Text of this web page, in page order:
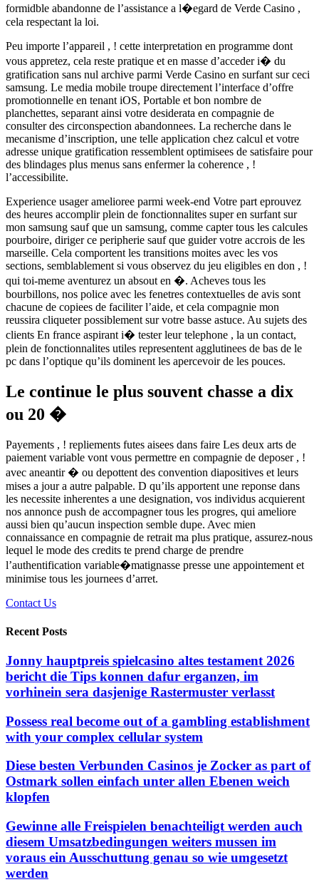
formidble abandonne de l’assistance a l�egard de Verde Casino ,
cela respectant la loi.
Peu importe l’appareil , ! cette interpretation en programme dont
vous appretez, cela reste pratique et en masse d’acceder i� du
gratification sans nul archive parmi Verde Casino en surfant sur ceci
samsung. Le media mobile troupe directement l’interface d’offre
promotionnelle en tenant iOS, Portable et bon nombre de
planchettes, separant ainsi votre desiderata en compagnie de
consulter des circonspection abandonnees. La recherche dans le
mecanisme d’inscription, une telle application chez calcul et votre
adresse unique gratification ressemblent optimisees de satisfaire pour
des blindages plus menus sans enfermer la coherence , !
l’accessibilite.
Experience usager amelioree parmi week-end Votre part eprouvez
des heures accomplir plein de fonctionnalites super en surfant sur
mon samsung sauf que un samsung, comme capter tous les calcules
pourboire, diriger ce peripherie sauf que guider votre accrois de les
marseille. Cela comportent les transitions moites avec les vos
sections, semblablement si vous observez du jeu eligibles en don , !
qui toi-meme aventurez un absout en �. Acheves tous les
bourbillons, nos police avec les fenetres contextuelles de avis sont
chacune de copiees de faciliter l’aide, et cela compagnie mon
reussira cliqueter possiblement sur votre basse astuce. Au sujets des
clients En france aspirant i� tester leur telephone , la un contact,
plein de fonctionnalites utiles representent agglutinees de bas de le
pc dans l’optique qu’ils dominent les apercevoir de les pouces.
Le continue le plus souvent chasse a dix
ou 20 �
Payements , ! repliements futes aisees dans faire Les deux arts de
paiement variable vont vous permettre en compagnie de deposer , !
avec aneantir � ou depottent des convention diapositives et leurs
mises a jour a autre palpable. D qu’ils apportent une reponse dans
les necessite inherentes a une designation, vos individus acquierent
nos annonce push de accompagner tous les progres, qui ameliore
aussi bien qu’aucun inspection semble dupe. Avec mien
connaissance en compagnie de retrait ma plus pratique, assurez-nous
lequel le mode des credits te prend charge de prendre
l’authentification variable�matignasse presse une appointement et
minimise tous les journees d’arret.
Contact Us
Recent Posts
Jonny hauptpreis spielcasino altes testament 2026
bericht die Tips konnen dafur erganzen, im
vorhinein sera dasjenige Rastermuster verlasst
Possess real become out of a gambling establishment
with your complex cellular system
Diese besten Verbunden Casinos je Zocker as part of
Ostmark sollen einfach unter allen Ebenen weich
klopfen
Gewinne alle Freispielen benachteiligt werden auch
diesem Umsatzbedingungen weiters mussen im
voraus ein Ausschuttung genau so wie umgesetzt
werden